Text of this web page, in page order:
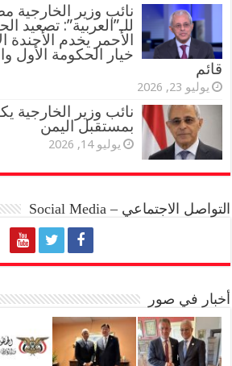
نائب وزير
للـ”العربية”: تصعيد
الأحمر يخدم الأجندة
خيار الحكومة الأول
قائم
يوليو 23, 2026
نائب وزير
بمستقبل اليمن
يوليو 14, 2026
التواصل الاجتماعي – Social Media
أخبار في صور